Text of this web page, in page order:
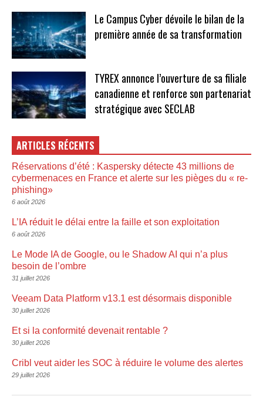
Le Campus Cyber dévoile le bilan de la
première année de sa transformation
TYREX annonce l’ouverture de sa filiale
canadienne et renforce son partenariat
stratégique avec SECLAB
ARTICLES RÉCENTS
Réservations d’été : Kaspersky détecte 43 millions de
cybermenaces en France et alerte sur les pièges du « re-
phishing»
6 août 2026
L’IA réduit le délai entre la faille et son exploitation
6 août 2026
Le Mode IA de Google, ou le Shadow AI qui n’a plus
besoin de l’ombre
31 juillet 2026
Veeam Data Platform v13.1 est désormais disponible
30 juillet 2026
Et si la conformité devenait rentable ?
30 juillet 2026
Cribl veut aider les SOC à réduire le volume des alertes
29 juillet 2026